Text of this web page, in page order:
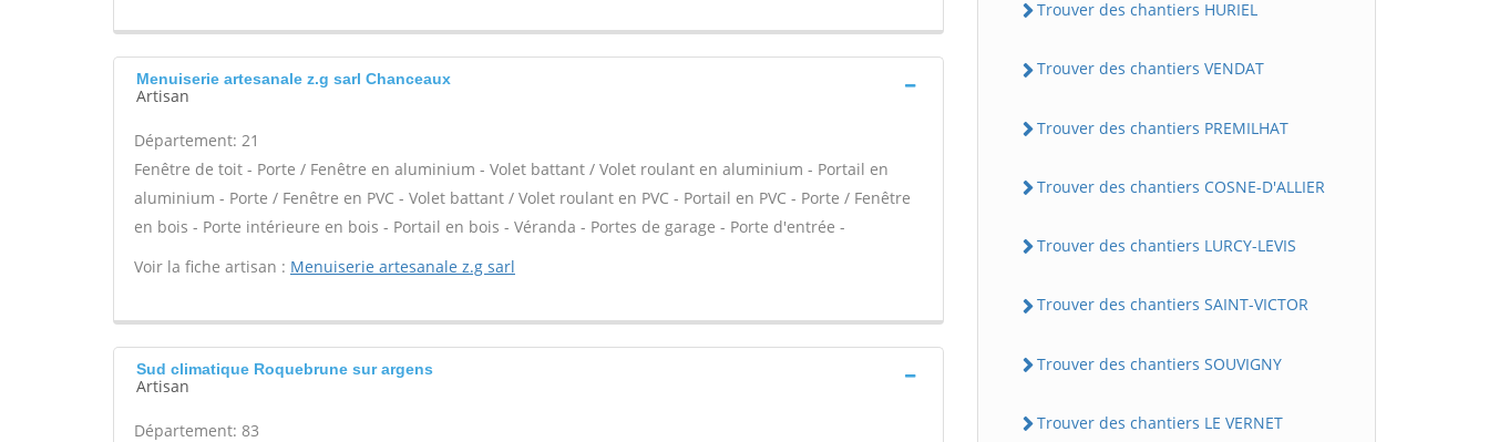
Menuiserie artesanale z.g sarl Chanceaux
Artisan
Département: 21
Fenêtre de toit - Porte / Fenêtre en aluminium - Volet battant / Volet roulant en aluminium - Portail en
aluminium - Porte / Fenêtre en PVC - Volet battant / Volet roulant en PVC - Portail en PVC - Porte / Fenêtre
en bois - Porte intérieure en bois - Portail en bois - Véranda - Portes de garage - Porte d'entrée -
Voir la fiche artisan : Menuiserie artesanale z.g sarl
Sud climatique Roquebrune sur argens
Artisan
Département: 83
Trouver des chantiers HURIEL
Trouver des chantiers VENDAT
Trouver des chantiers PREMILHAT
Trouver des chantiers COSNE-D'ALLIER
Trouver des chantiers LURCY-LEVIS
Trouver des chantiers SAINT-VICTOR
Trouver des chantiers SOUVIGNY
Trouver des chantiers LE VERNET